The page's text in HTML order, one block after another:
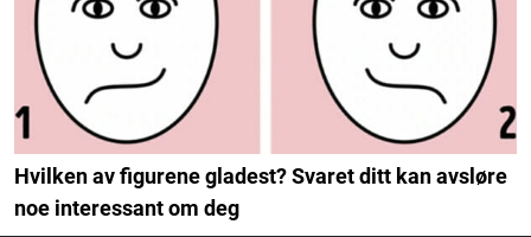
Hvilken av figurene gladest? Svaret ditt kan avsløre
noe interessant om deg